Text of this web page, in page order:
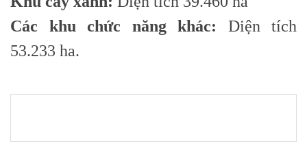
Các khu chức năng khác: Diện tích
53.233 ha.